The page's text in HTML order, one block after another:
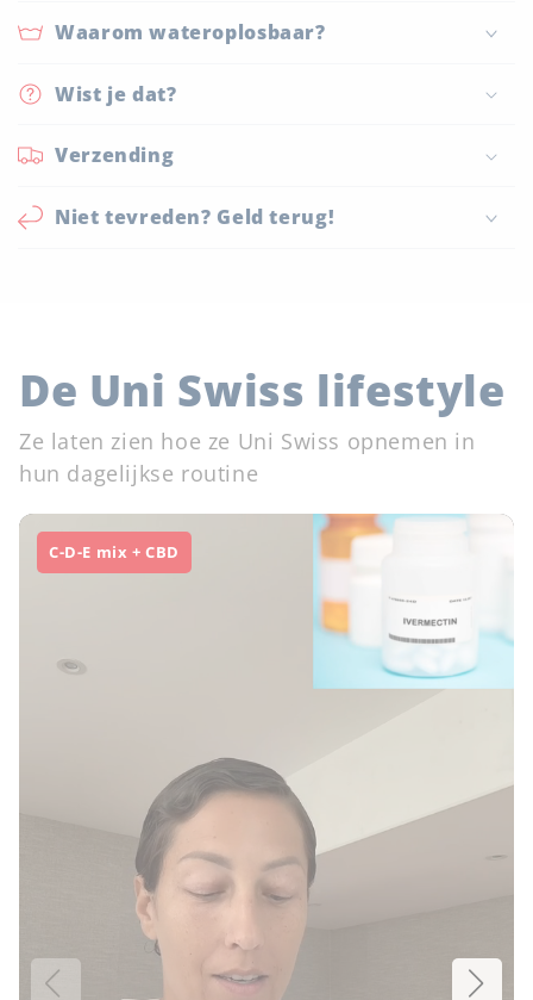
Waarom wateroplosbaar?
Wist je dat?
Verzending
Niet tevreden? Geld terug!
De Uni Swiss lifestyle
Ze laten zien hoe ze Uni Swiss opnemen in
hun dagelijkse routine
C-D-E mix + CBD